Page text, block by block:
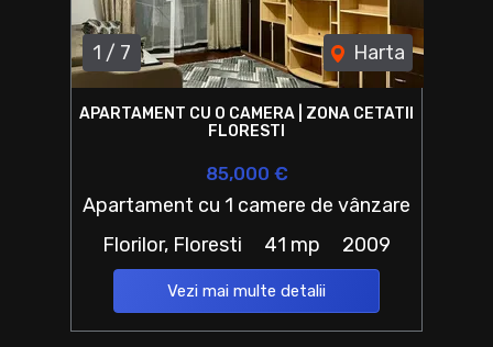
1 / 7 Harta
APARTAMENT CU O CAMERA | ZONA CETATII
FLORESTI
85,000 €
Apartament cu 1 camere de vânzare
Florilor, Floresti
41 mp 2009
Vezi mai multe detalii